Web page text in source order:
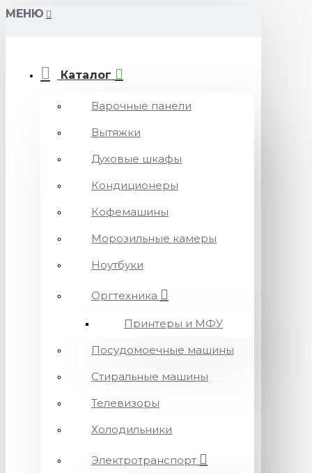
МЕНЮ
Каталог
Варочные панели
Вытяжки
Духовые шкафы
Кондиционеры
Кофемашины
Морозильные камеры
Ноутбуки
Оргтехника
Принтеры и МФУ
Посудомоечные машины
Стиральные машины
Телевизоры
Холодильники
Электротранспорт